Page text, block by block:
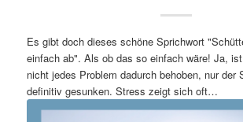
Es gibt doch dieses schöne Sprichwort
einfach ab". Als ob das so einfach wäre! Ja,
nicht jedes Problem dadurch behoben, nur der
definitiv gesunken. Stress zeigt sich oft…